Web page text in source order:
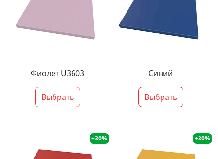
Фиолет U3603
Выбрать
Синий
Выбрать
+30% +30%